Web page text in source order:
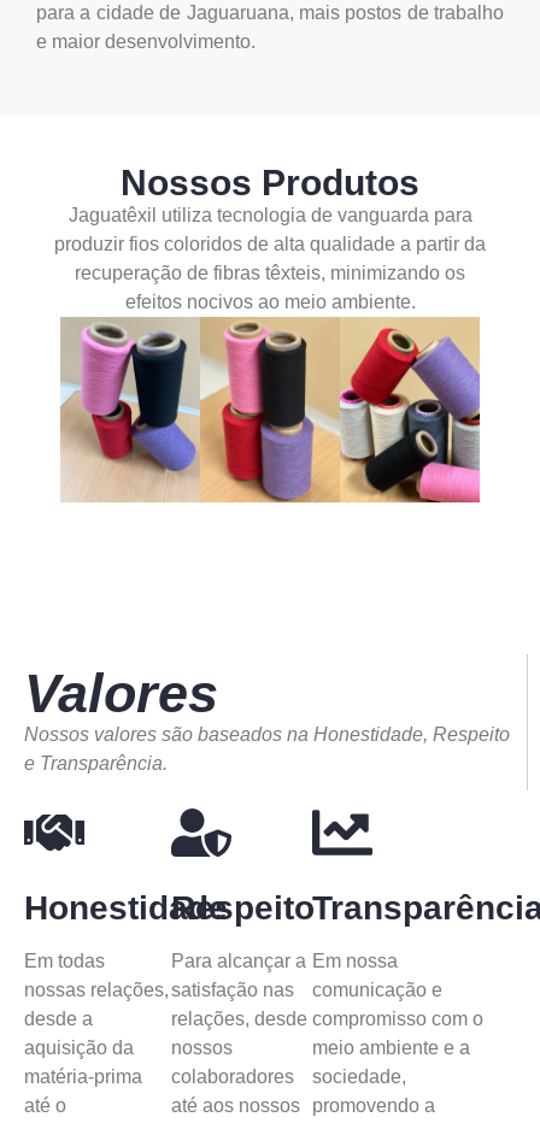
para a cidade de Jaguaruana, mais postos de trabalho
e maior desenvolvimento.
Nossos Produtos
Jaguatêxil utiliza tecnologia de vanguarda para
produzir fios coloridos de alta qualidade a partir da
recuperação de fibras têxteis, minimizando os
efeitos nocivos ao meio ambiente.
Valores
Nossos valores são baseados na Honestidade, Respeito
e Transparência.
Honestidade
Em todas
nossas relações,
desde a
aquisição da
matéria-prima
até o
Respeito
Para alcançar a
satisfação nas
relações, desde
nossos
colaboradores
até aos nossos
Em nossa
comunicação e
compromisso com o
meio ambiente e a
sociedade,
promovendo a